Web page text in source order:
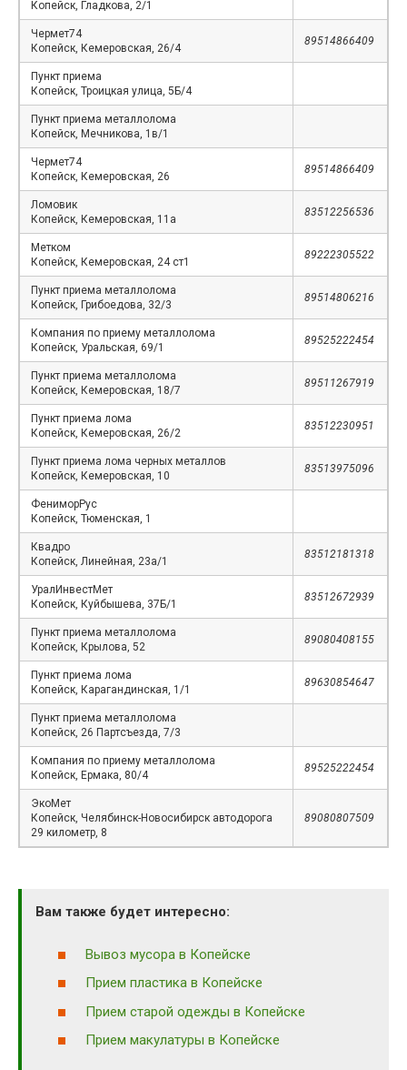
Копейск, Гладкова, 2/1
Чермет74
Копейск, Кемеровская, 26/4
89514866409
Пункт приема
Копейск, Троицкая улица, 5Б/4
Пункт приема металлолома
Копейск, Мечникова, 1в/1
Чермет74
Копейск, Кемеровская, 26
89514866409
Ломовик
Копейск, Кемеровская, 11а
83512256536
Метком
Копейск, Кемеровская, 24 ст1
89222305522
Пункт приема металлолома
Копейск, Грибоедова, 32/3
89514806216
Компания по приему металлолома
Копейск, Уральская, 69/1
89525222454
Пункт приема металлолома
Копейск, Кемеровская, 18/7
89511267919
Пункт приема лома
Копейск, Кемеровская, 26/2
83512230951
Пункт приема лома черных металлов
Копейск, Кемеровская, 10
83513975096
ФениморРус
Копейск, Тюменская, 1
Квадро
Копейск, Линейная, 23а/1
83512181318
УралИнвестМет
Копейск, Куйбышева, 37Б/1
83512672939
Пункт приема металлолома
Копейск, Крылова, 52
89080408155
Пункт приема лома
Копейск, Карагандинская, 1/1
89630854647
Пункт приема металлолома
Копейск, 26 Партсъезда, 7/3
Компания по приему металлолома
Копейск, Ермака, 80/4
89525222454
ЭкоМет
Копейск, Челябинск-Новосибирск автодорога
29 километр, 8
89080807509
Вам также будет интересно:
Вывоз мусора в Копейске
Прием пластика в Копейске
Прием старой одежды в Копейске
Прием макулатуры в Копейске